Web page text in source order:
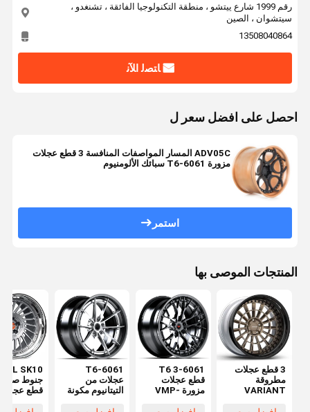
رقم 1999 شارع ييتشو ، منطقة التكنولوجيا الفائقة ، تشنغدو ،
سيتشوان ، الصين
13508040864
ﺎﺘﺼﻟ ﺍﻶﻧ
احصل على افضل سعر ل
ADV05C المسار المواصفات المنافسة 3 قطع عجلات
مزورة 6061-T6 سبائك الألومنيوم
استمر
المنتجات الموصى بها
3 قطع عجلات
مطروقة
VARIANT
6061-T6 3
قطع عجلات
مزورة VMP-
T6-6061
عجلات من
التيتانيوم مكونة
SK10
قطع